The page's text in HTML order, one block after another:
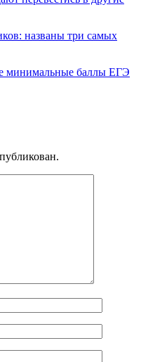
названы три самых
минимальные баллы ЕГЭ